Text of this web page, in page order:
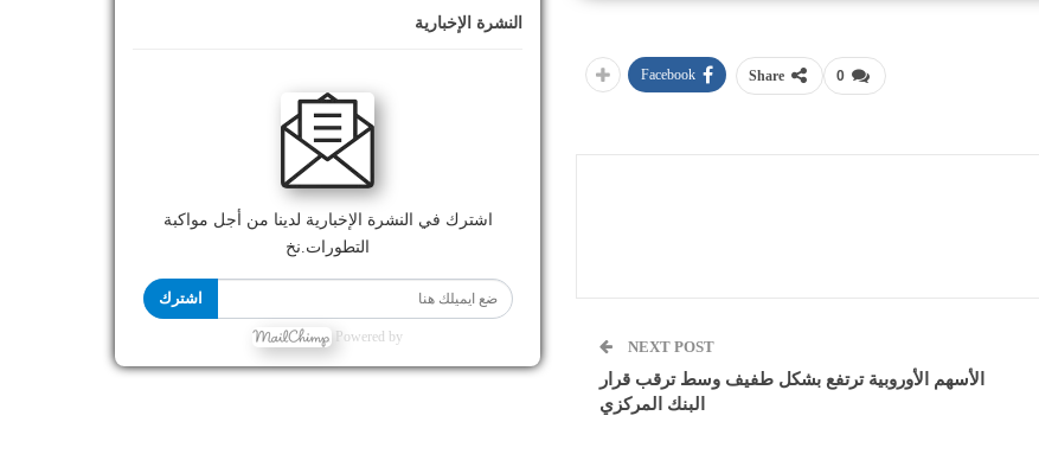
0
Share
Facebook
NEXT POST
الأسهم الأوروبية ترتفع بشكل طفيف وسط ترقب قرار
البنك المركزي
النشرة الإخبارية
اشترك في النشرة الإخبارية لدينا من أجل مواكبة
التطورات.نخ
اشترك
Powered by